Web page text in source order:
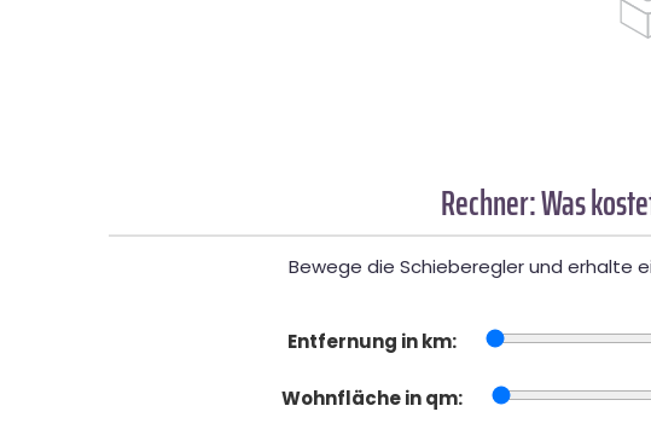
Rechner: Was
Bewege die Schieberegler und erhalte
Entfernung in km:
Wohnfläche in qm: